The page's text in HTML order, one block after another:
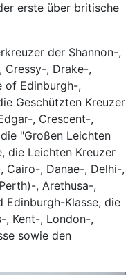
erste über britische
der Shannon-,
Cressy-, Drake-,
of Edinburgh-,
Geschützten Kreuzer
, Crescent-,
"Großen Leichten
die Leichten Kreuzer
Cairo-, Danae-, Delhi-,
, Arethusa-,
Edinburgh-Klasse, die
, Kent-, London-,
sowie den